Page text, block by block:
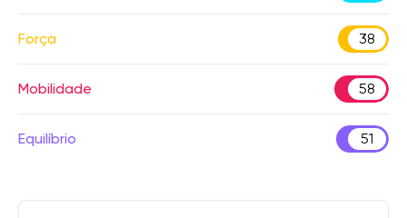
Força 38
Mobilidade 58
Equilíbrio 51